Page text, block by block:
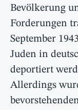
Bevölkerung
Forderungen
September
Juden in
deportiert
Allerdings